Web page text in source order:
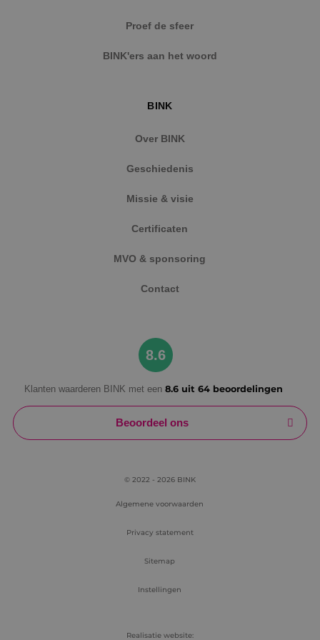
Proef de sfeer
BINK'ers aan het woord
BINK
Over BINK
Geschiedenis
Missie & visie
Certificaten
MVO & sponsoring
Contact
8.6
Klanten waarderen BINK met een 8.6 uit 64 beoordelingen
Beoordeel ons
© 2022 - 2026 BINK
Algemene voorwaarden
Privacy statement
Sitemap
Instellingen
Realisatie website:
Strikt noodzakelijke cookies maken de
website kan niet goed worden gebruikt zonder de
weken